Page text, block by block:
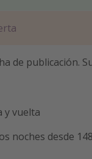
de publicación.
y vuelta
noches desde